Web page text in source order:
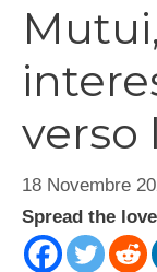
verso
18 Novembre
Spread the love